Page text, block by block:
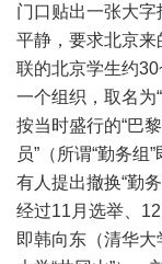
门口贴出一张大
平静，要求北京来
联的北京学生约
一个组织，取名为
按当时盛行的“巴
员”（所谓“勤务组
有人提出撤换“勤
经过11月选举、
即韩向东（清华大